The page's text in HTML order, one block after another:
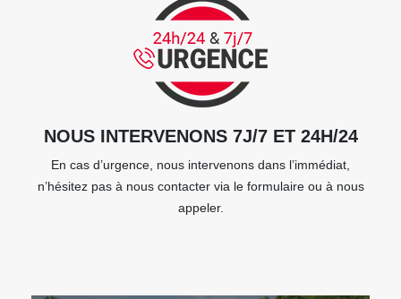
NOUS INTERVENONS 7J/7 ET 24H/24
En cas d’urgence, nous intervenons dans l’immédiat,
n’hésitez pas à nous contacter via le formulaire ou à nous
appeler.